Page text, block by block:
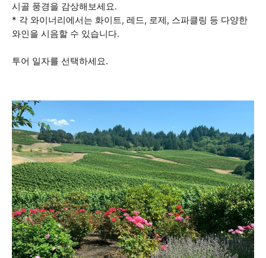
시골 풍경을 감상해보세요.
* 각 와이너리에서는 화이트, 레드, 로제, 스파클링 등 다양한
와인을 시음할 수 있습니다.
투어 일자를 선택하세요.